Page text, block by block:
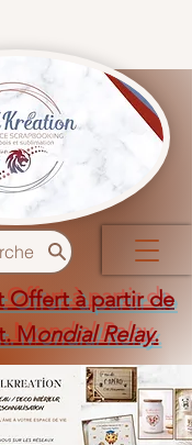
Offert à partir de
Mondial Relay.